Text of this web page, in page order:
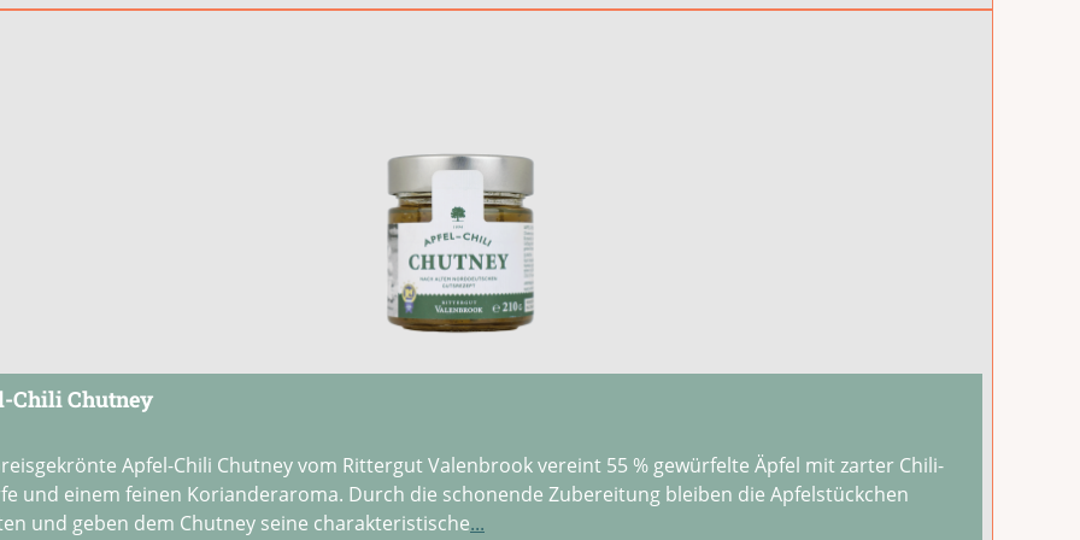
Chili Chutney
Apfel-Chili Chutney vom Rittergut Valenbrook vereint 55 % gewürfelte Äpfel mit zarter Chili-
und einem feinen Korianderaroma. Durch die schonende Zubereitung bleiben die Apfelstückchen
und geben dem Chutney seine charakteristische...